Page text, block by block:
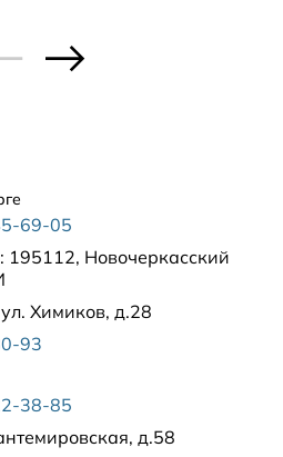
69-05
195112, Новочеркасский
ул. Химиков, д.28
93
38-85
д.58